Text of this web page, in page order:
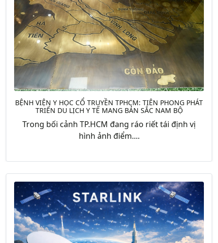
BỆNH VIỆN Y HỌC CỔ TRUYỀN TPHCM: TIÊN PHONG PHÁT
TRIỂN DU LỊCH Y TẾ MANG BẢN SẮC NAM BỘ
Trong bối cảnh TP.HCM đang ráo riết tái định vị
hình ảnh điểm....